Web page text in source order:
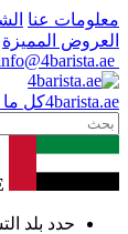
معلومات عنا
العروض المميزة
4barista.ae كل ما
حدد بلد